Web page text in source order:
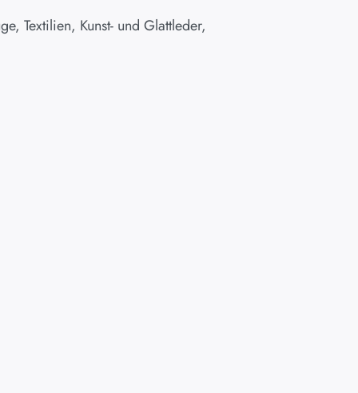
Textilien, Kunst- und Glattleder,